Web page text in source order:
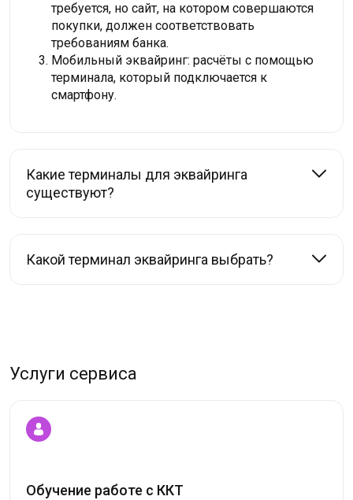
требуется, но сайт, на котором совершаются
покупки, должен соответствовать
требованиям банка.
Мобильный эквайринг: расчёты с помощью
терминала, который подключается к
смартфону.
Какие терминалы для эквайринга
существуют?
Какой терминал эквайринга выбрать?
Услуги сервиса
Обучение работе с ККТ